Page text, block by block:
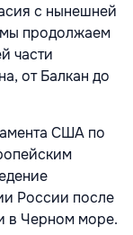
с нынешней
продолжаем
части
от Балкан до
США по
России после
в Черном море.